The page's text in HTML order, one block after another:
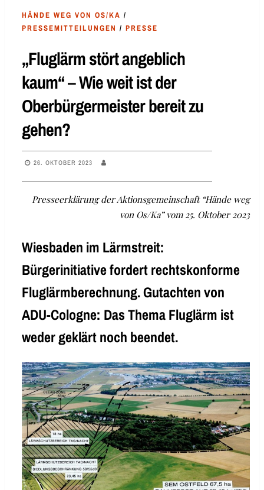
HÄNDE WEG VON OS/KA /
PRESSEMITTEILUNGEN / PRESSE
„Fluglärm stört angeblich
kaum“ – Wie weit ist der
Oberbürgermeister bereit zu
gehen?
26. OKTOBER 2023
Presseerklärung der Aktionsgemeinschaft “Hände weg
von Os/Ka” vom 25. Oktober 2023
Wiesbaden im Lärmstreit:
Bürgerinitiative fordert rechtskonforme
Fluglärmberechnung. Gutachten von
ADU-Cologne: Das Thema Fluglärm ist
weder geklärt noch beendet.